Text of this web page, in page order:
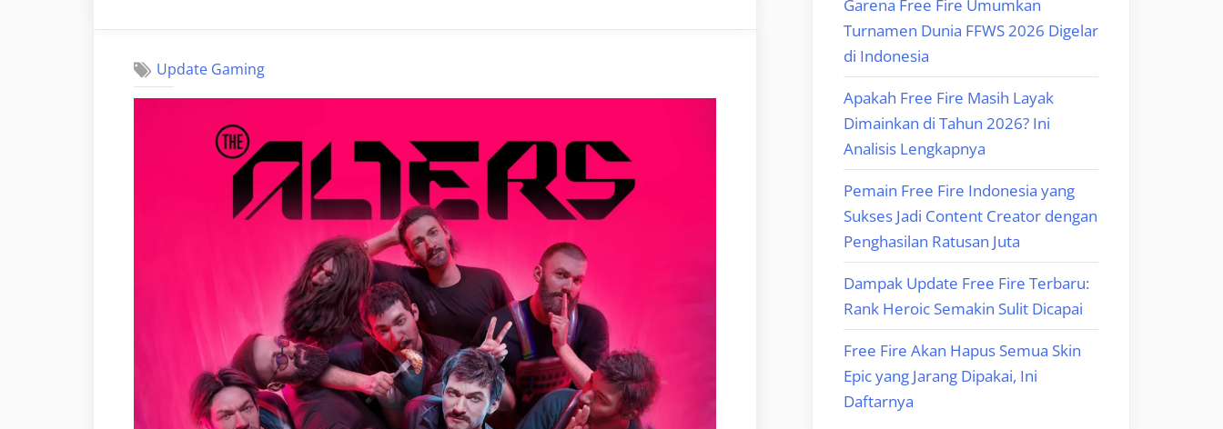
Update Gaming
Garena Free Fire Umumkan
Turnamen Dunia FFWS 2026 Digelar
di Indonesia
Apakah Free Fire Masih Layak
Dimainkan di Tahun 2026? Ini
Analisis Lengkapnya
Pemain Free Fire Indonesia yang
Sukses Jadi Content Creator dengan
Penghasilan Ratusan Juta
Dampak Update Free Fire Terbaru:
Rank Heroic Semakin Sulit Dicapai
Free Fire Akan Hapus Semua Skin
Epic yang Jarang Dipakai, Ini
Daftarnya